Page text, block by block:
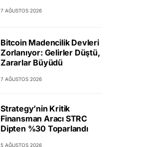
7 AĞUSTOS 2026
Bitcoin Madencilik Devleri
Zorlanıyor: Gelirler Düştü,
Zararlar Büyüdü
7 AĞUSTOS 2026
Strategy’nin Kritik
Finansman Aracı STRC
Dipten %30 Toparlandı
5 AĞUSTOS 2026